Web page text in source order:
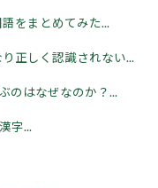
をまとめてみた...
正しく認識されない...
のはなぜなのか？...
字...